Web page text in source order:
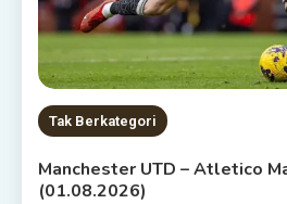
Tak Berkategori
Manchester UTD – Atletico
(01.08.2026)